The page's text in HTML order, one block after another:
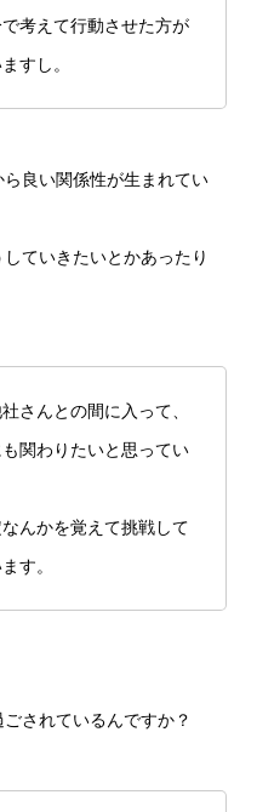
考えて行動させた方が
すし。
良い関係性が生まれてい
ていきたいとかあったり
さんとの間に入って、
関わりたいと思ってい
んかを覚えて挑戦して
す。
されているんですか？